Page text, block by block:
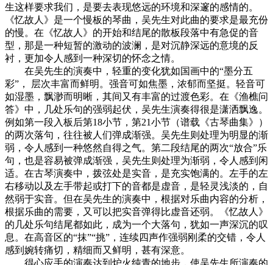
生这样要求我们，是要去表现悠远的环境和深邃的感情的。
《忆故人》是一个慢板的琴曲，吴先生对此曲的要求是最充份
的慢。在《忆故人》的开始和结尾的散板段落中有急促的音
型，那是一种短暂的激动的波澜，是对沉静深远的意境的反
衬，更加令人感到一种深切的怀念之情。
在吴先生的演奏中，轻重的变化犹如国画中的“墨分五
彩”， 层次丰富而鲜明。强音可如焦墨，浓郁而坚挺。轻音可
如湿墨，飘渺而明晰，其间又有丰富的过渡色彩。在《渔樵问
答》中，几处乐句的强弱起伏，吴先生演奏得很是潇洒飘逸。
例如第一段入板后第18小节，第21小节（谱载《古琴曲集》）
的两次落句，往往被人们弹成渐强。吴先生则处理为明显的渐
弱，令人感到一种悠然自得之气。第二段结尾的两次“放合”乐
句，也是容易被弹成渐强，吴先生则处理为渐弱，令人感到闲
适。在古琴演奏中，拨弦处是实音，是充实饱满的。左手的左
右移动以及左手带起或打下的音都是虚音，是轻灵浅淡的，自
然弱于实音。但在吴先生的演奏中，根据对乐曲内容的分析，
根据乐曲的需要，又可以把实音弹得比虚音还弱。《忆故人》
的几处乐句结尾都如此，成为一个大落句，犹如一声深沉的叹
息。在高音区的“抹”“挑”，连续四声作强弱刚柔的交错，令人
感到婉转痛切，精细而又鲜明，甚有深意。
得心应手的演奏达到炉火纯青的地步，使吴先生所演奏的